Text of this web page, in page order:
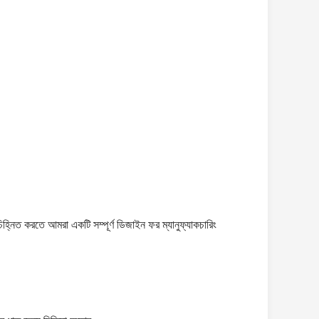
করতে আমরা একটি সম্পূর্ণ ডিজাইন ফর ম্যানুফ্যাকচারিং